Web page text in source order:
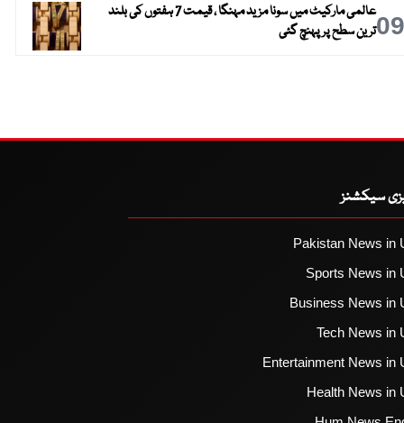
09
عالمی مارکیٹ میں سونا مزید مہنگا ، قیمت 7 ہفتوں کی بلند
ترین سطح پر پہنچ گئی
سیکشنز
Pakistan News in
Sports News in
Business News in
Tech News in
Entertainment News in
Health News in